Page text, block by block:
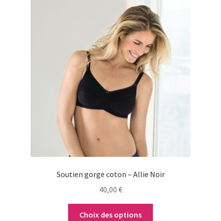
Soutien gorge coton – Allie Noir
40,00 €
Choix des options
produit
a
plusieurs
variations.
Les
options
peuvent
choisies
produit